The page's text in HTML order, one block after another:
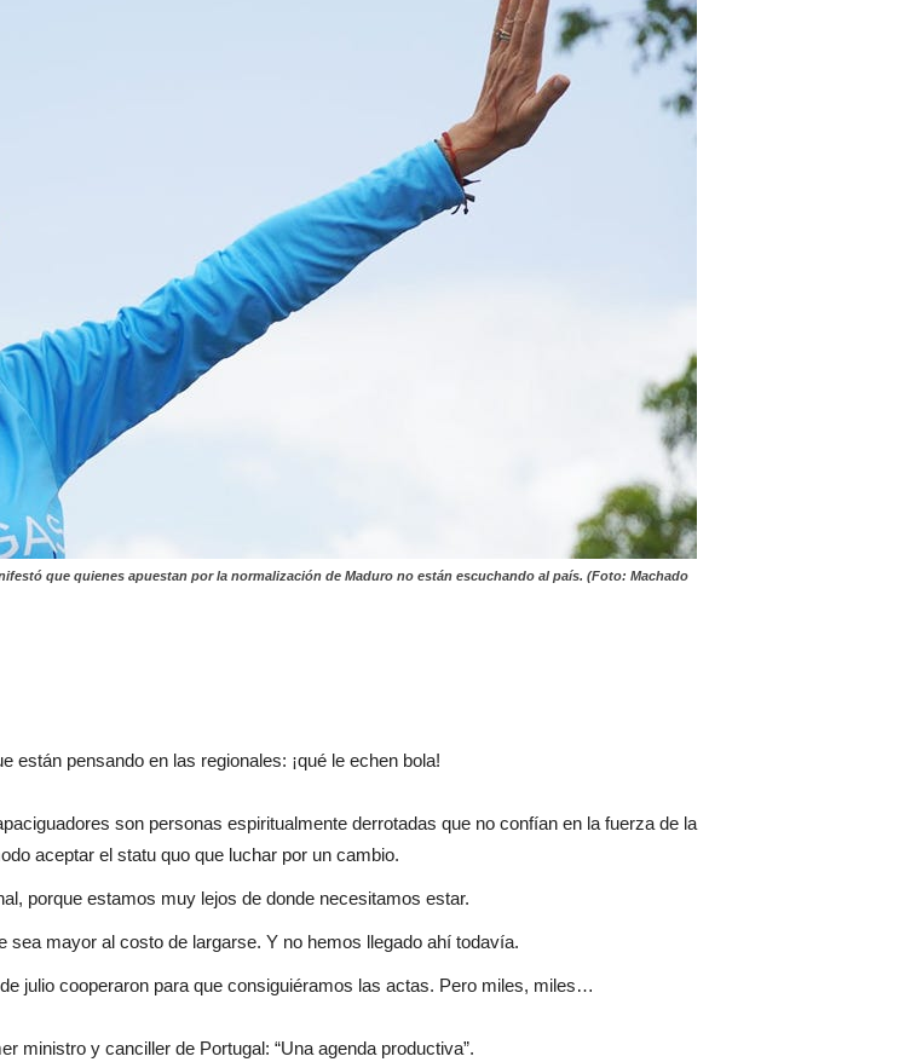
que quienes apuestan por la normalización de Maduro no están escuchando al país. (Foto: Machado
pensando en las regionales: ¡qué le echen bola!
son personas espiritualmente derrotadas que no confían en la fuerza de la
aceptar el statu quo que luchar por un cambio.
porque estamos muy lejos de donde necesitamos estar.
mayor al costo de largarse. Y no hemos llegado ahí todavía.
julio cooperaron para que consiguiéramos las actas. Pero miles, miles…
ministro y canciller de Portugal: “Una agenda productiva”.